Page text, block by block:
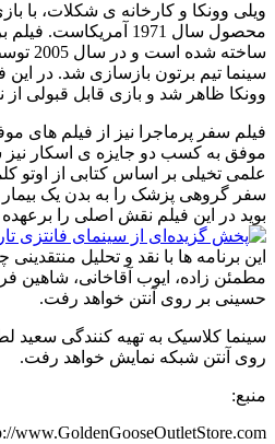
ویلی وونکا و کارخانه ی شکلات، با
محصول سال 1971
ساخته
سینما تیم برتون بازسازی شد. در
وونکا ظاهر شد و بازی قابل قبولی از
فیلم سفر پرماجرا نیز از فیلم های
موفق به کسب دو جایزه ی اسکار نیز
علمی تخیلی بر اساس کتابی از
سفر گروهی پزشک را به بدن یک
بوید در این فیلم نقش اصلی را برعهده
این برنامه ها با نقد و تحلیل
مطمئن زاده، ایوب آقاخانی،
حسینی بر روی آنتن خواهد رفت.
روی آنتن شبکه نمایش خواهد رفت.
منبع:
www.GoldenGooseOutletStore.com